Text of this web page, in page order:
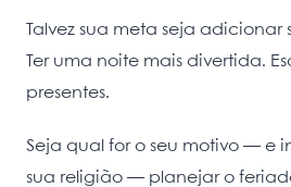
Talvez sua meta seja
Ter uma noite mais divertida.
presentes.
Seja qual for o seu motivo — e
sua religião — planejar o